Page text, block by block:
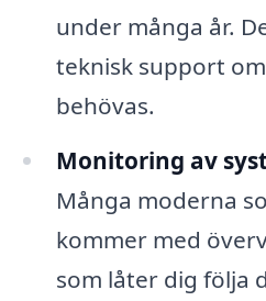
under många år.
teknisk support
behövas.
Monitoring av
Många moderna
kommer med
som låter dig följa